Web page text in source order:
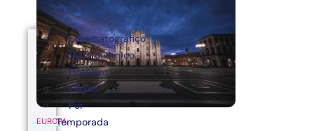
EUROPA
Cinematográfico
Gastronómico
Hotelero
Playas
Por
Temporada